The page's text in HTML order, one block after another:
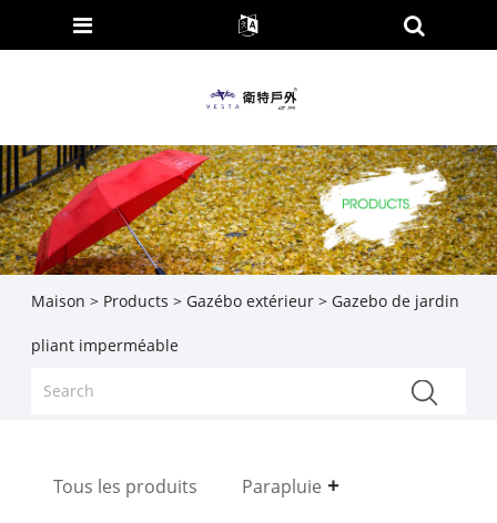
Maison > Products > Gazébo extérieur> Gazebo de jardin
pliant imperméable
Tous les produits Parapluie